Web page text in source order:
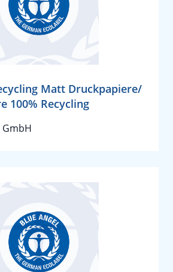
Matt Druckpapiere/
100% Recycling
GmbH